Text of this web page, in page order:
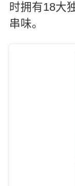
时拥有18大
串味。